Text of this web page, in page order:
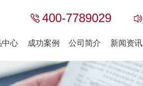
400-7789029
中心 成功案例 公司简介 新闻资讯